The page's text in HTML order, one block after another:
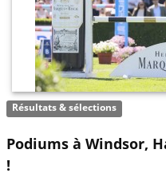
Résultats & sélections
Podiums à Windsor,
!